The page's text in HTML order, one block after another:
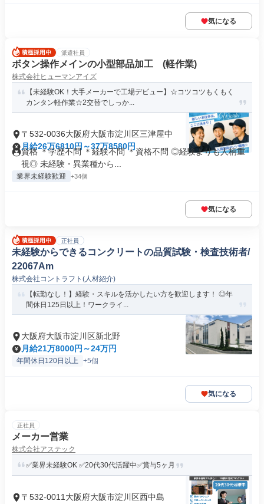
気になる
派遣社員
ボタン操作メインの小型部品加工 (軽作業)
株式会社ヒューマンアイズ
【未経験OK！大手メーカーで工場デビュー】☆コツコツもくもく
カンタン軽作業☆2交替でしっか...
〒532-0036大阪府大阪市淀川区三津屋中
月給26万6810円～37万8580円
資格 ＊学歴不問 ＊経験不問 ＊資格不問 ◎経験よりも人柄重
視◎ 未経験・異業種から...
業界未経験歓迎 +34個
気になる
正社員
未経験からできるコンクリートの品質試験・検査技術者/
22067Am
株式会社コントラフト(人材紹介)
【転勤なし！】経験・スキルを活かしたい方を歓迎します！ ◎年
間休日125日以上！ワークライ...
大阪府大阪市淀川区新北野
月給21万8000円～24万円
年間休日120日以上 +5個
気になる
正社員
メーカー営業
株式会社アステック
✅業界未経験OK ✅20代30代活躍中✅賞与5ヶ月
〒532-0011大阪府大阪市淀川区西中島